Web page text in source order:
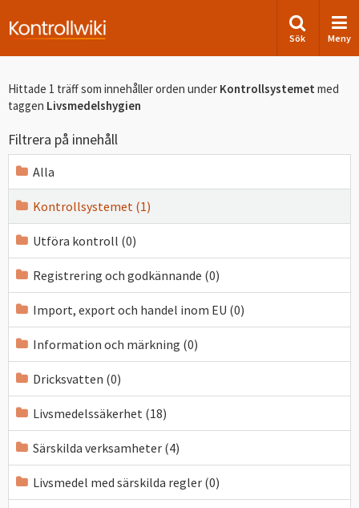
Sök Meny
Hittade 1 träff som innehåller orden under Kontrollsystemet med
taggen Livsmedelshygien
Filtrera på innehåll
Alla
Kontrollsystemet (1)
Utföra kontroll (0)
Registrering och godkännande (0)
Import, export och handel inom EU (0)
Information och märkning (0)
Dricksvatten (0)
Livsmedelssäkerhet (18)
Särskilda verksamheter (4)
Livsmedel med särskilda regler (0)